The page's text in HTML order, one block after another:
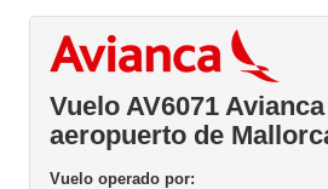
Vuelo AV6071
aeropuerto de
Vuelo operado por: